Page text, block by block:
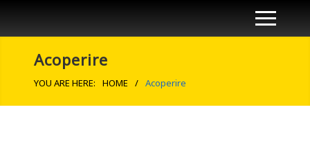
Acoperire
YOU ARE HERE: HOME / Acoperire